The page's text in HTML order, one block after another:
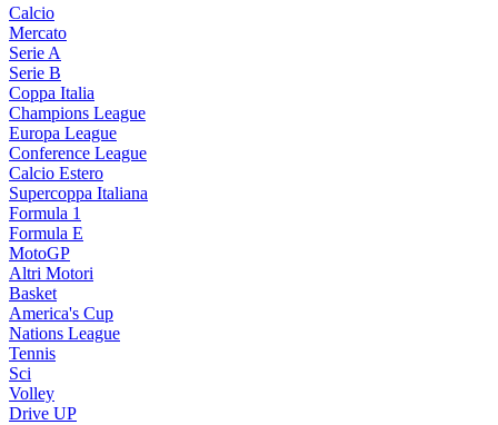
Calcio
Mercato
Serie A
Serie B
Coppa Italia
Champions League
Europa League
Conference League
Calcio Estero
Supercoppa Italiana
Formula 1
Formula E
MotoGP
Altri Motori
Basket
America's Cup
Nations League
Tennis
Sci
Volley
Drive UP